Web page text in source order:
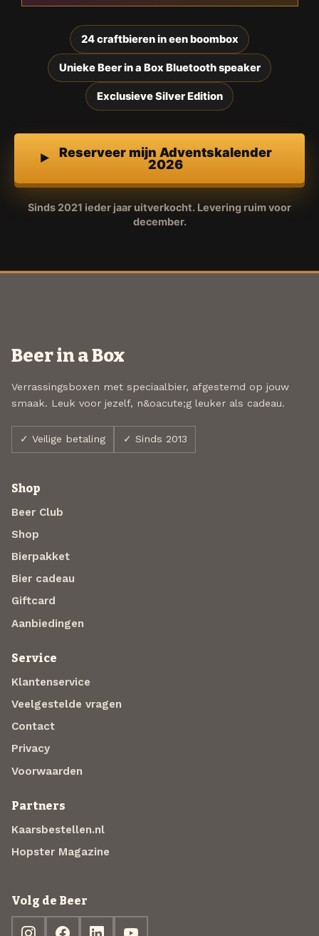
24 craftbieren in een boombox
Unieke Beer in a Box Bluetooth speaker
Exclusieve Silver Edition
Reserveer mijn Adventskalender
2026
Sinds 2021 ieder jaar uitverkocht. Levering ruim voor
december.
Beer in a Box
Verrassingsboxen met speciaalbier, afgestemd op jouw
smaak. Leuk voor jezelf, n&oacute;g leuker als cadeau.
✓ Veilige betaling ✓ Sinds 2013
Shop
Beer Club
Shop
Bierpakket
Bier cadeau
Giftcard
Aanbiedingen
Service
Klantenservice
Veelgestelde vragen
Contact
Privacy
Voorwaarden
Partners
Kaarsbestellen.nl
Hopster Magazine
Volg de Beer